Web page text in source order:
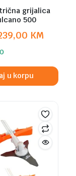
grijalica
500
KM
u korpu